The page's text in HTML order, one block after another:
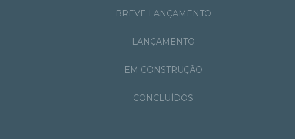
BREVE LANÇAMENTO
LANÇAMENTO
EM CONSTRUÇÃO
CONCLUÍDOS